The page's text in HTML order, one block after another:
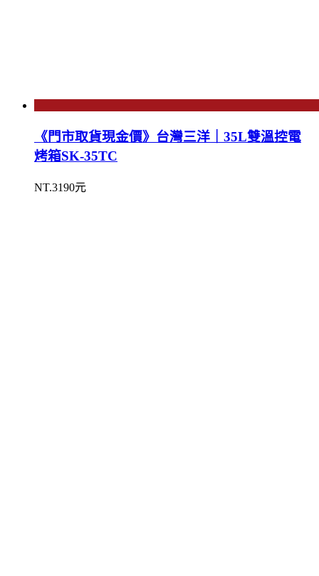
《門市取貨現金價》台灣三洋｜35L雙溫控電
烤箱SK-35TC
NT.3190元